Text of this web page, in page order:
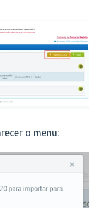
o menu: